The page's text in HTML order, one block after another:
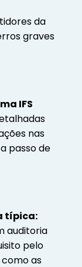
da
graves
IFS
nas
passo de
típica:
auditoria
pelo
as